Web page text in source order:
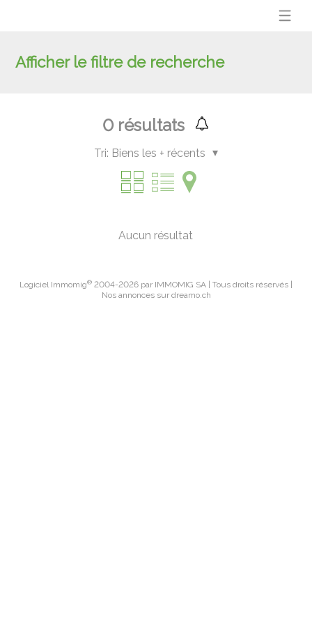
Afficher le filtre de recherche
0résultats
Tri: Biens les + récents
Aucun résultat
Logiciel Immomig® 2004-2026 par IMMOMIG SA | Tous droits réservés |
Nos annonces sur dreamo.ch